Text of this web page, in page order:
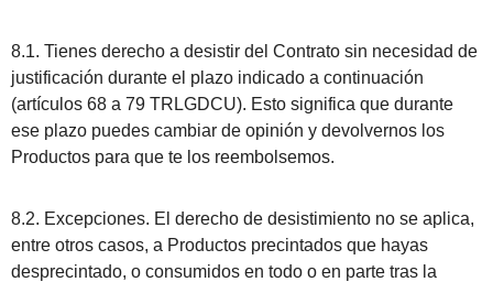
8.1. Tienes derecho a desistir del Contrato sin necesidad de
justificación durante el plazo indicado a continuación
(artículos 68 a 79 TRLGDCU). Esto significa que durante
ese plazo puedes cambiar de opinión y devolvernos los
Productos para que te los reembolsemos.
8.2. Excepciones. El derecho de desistimiento no se aplica,
entre otros casos, a Productos precintados que hayas
desprecintado, o consumidos en todo o en parte tras la